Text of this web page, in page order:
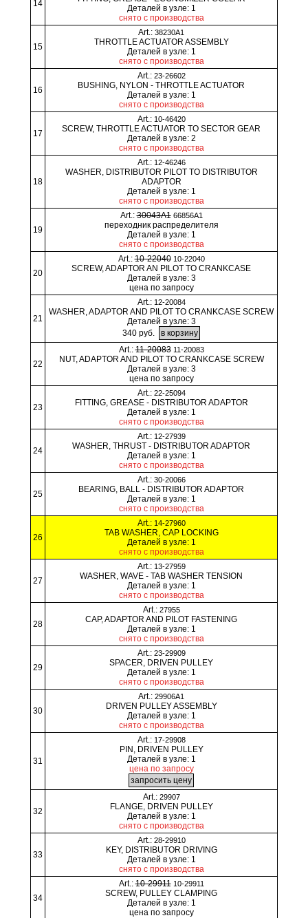
14
Деталей в узле: 1
снято с производства
15
Art.: 38230A1
THROTTLE ACTUATOR ASSEMBLY
Деталей в узле: 1
снято с производства
16
Art.: 23-26602
BUSHING, NYLON - THROTTLE ACTUATOR
Деталей в узле: 1
снято с производства
17
Art.: 10-46420
SCREW, THROTTLE ACTUATOR TO SECTOR GEAR
Деталей в узле: 2
снято с производства
18
Art.: 12-46246
WASHER, DISTRIBUTOR PILOT TO DISTRIBUTOR
ADAPTOR
Деталей в узле: 1
снято с производства
19
Art.:30043A1 66856A1
переходник распределителя
Деталей в узле: 1
снято с производства
20
Art.:10-22040 10-22040
SCREW, ADAPTOR AN PILOT TO CRANKCASE
Деталей в узле: 3
цена по запросу
21
Art.: 12-20084
WASHER, ADAPTOR AND PILOT TO CRANKCASE SCREW
Деталей в узле: 3
340 руб.
22
Art.:11-20083 11-20083
NUT, ADAPTOR AND PILOT TO CRANKCASE SCREW
Деталей в узле: 3
цена по запросу
23
Art.: 22-25094
FITTING, GREASE - DISTRIBUTOR ADAPTOR
Деталей в узле: 1
снято с производства
24
Art.: 12-27939
WASHER, THRUST - DISTRIBUTOR ADAPTOR
Деталей в узле: 1
снято с производства
25
Art.: 30-20066
BEARING, BALL - DISTRIBUTOR ADAPTOR
Деталей в узле: 1
снято с производства
26
Art.: 14-27960
TAB WASHER, CAP LOCKING
Деталей в узле: 1
снято с производства
27
Art.: 13-27959
WASHER, WAVE - TAB WASHER TENSION
Деталей в узле: 1
снято с производства
28
Art.: 27955
CAP, ADAPTOR AND PILOT FASTENING
Деталей в узле: 1
снято с производства
29
Art.: 23-29909
SPACER, DRIVEN PULLEY
Деталей в узле: 1
снято с производства
30
Art.: 29906A1
DRIVEN PULLEY ASSEMBLY
Деталей в узле: 1
снято с производства
31
Art.: 17-29908
PIN, DRIVEN PULLEY
Деталей в узле: 1
цена по запросу
32
Art.: 29907
FLANGE, DRIVEN PULLEY
Деталей в узле: 1
снято с производства
33
Art.: 28-29910
KEY, DISTRIBUTOR DRIVING
Деталей в узле: 1
снято с производства
34
Art.:10-29911 10-29911
SCREW, PULLEY CLAMPING
Деталей в узле: 1
цена по запросу